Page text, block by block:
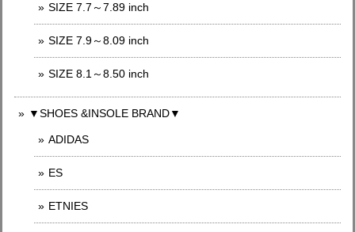
SIZE 7.7～7.89 inch
SIZE 7.9～8.09 inch
SIZE 8.1～8.50 inch
▼SHOES &INSOLE BRAND▼
ADIDAS
ES
ETNIES